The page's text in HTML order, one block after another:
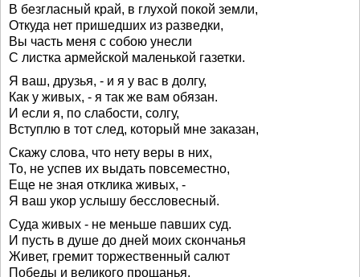
В безгласный край, в глухой покой земли,
Откуда нет пришедших из разведки,
Вы часть меня с собою унесли
С листка армейской маленькой газетки.
Я ваш, друзья, - и я у вас в долгу,
Как у живых, - я так же вам обязан.
И если я, по слабости, солгу,
Вступлю в тот след, который мне заказан,
Скажу слова, что нету веры в них,
То, не успев их выдать повсеместно,
Еще не зная отклика живых, -
Я ваш укор услышу бессловесный.
Суда живых - не меньше павших суд.
И пусть в душе до дней моих скончанья
Живет, гремит торжественный салют
Победы и великого прощанья.